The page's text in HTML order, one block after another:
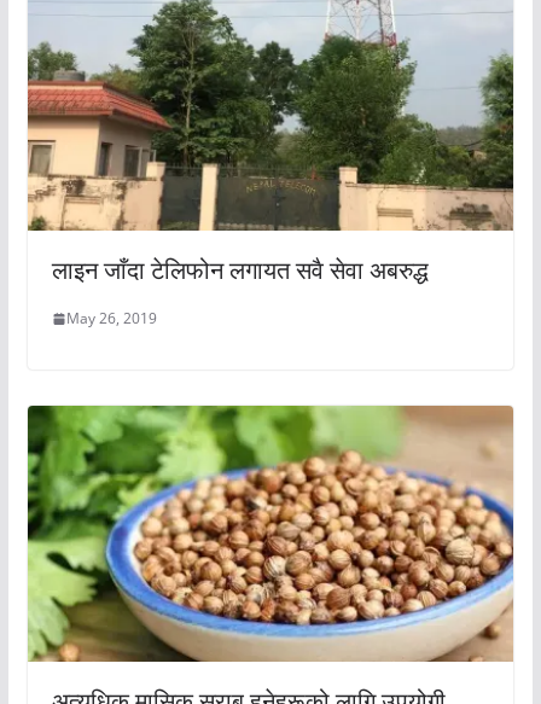
लाइन जाँदा टेलिफोन लगायत सवै सेवा अबरुद्ध
May 26, 2019